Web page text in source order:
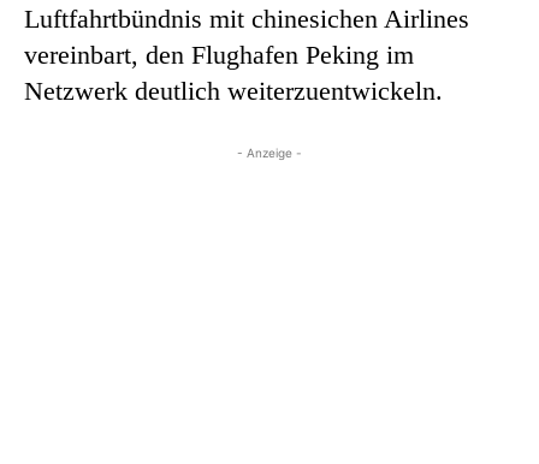
Luftfahrtbündnis mit chinesichen Airlines
vereinbart, den Flughafen Peking im
Netzwerk deutlich weiterzuentwickeln.
- Anzeige -